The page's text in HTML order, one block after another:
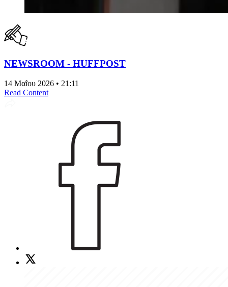
NEWSROOM - HUFFPOST
14 Μαΐου 2026 • 21:11
Read Content